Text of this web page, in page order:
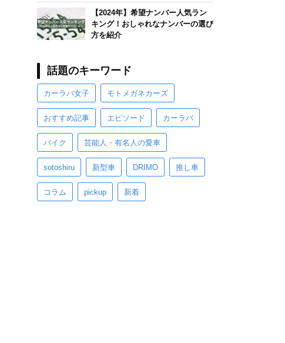
【2024年】希望ナンバー人気ラン
キング！おしゃれなナンバーの選び
方を紹介
話題のキーワード
カーラバ女子 モトメガネカーズ
おすすめ記事 エピソード カーラバ
バイク 芸能人・有名人の愛車
sotoshiru 新型車 DRIMO 推し車
コラム pickup 新着